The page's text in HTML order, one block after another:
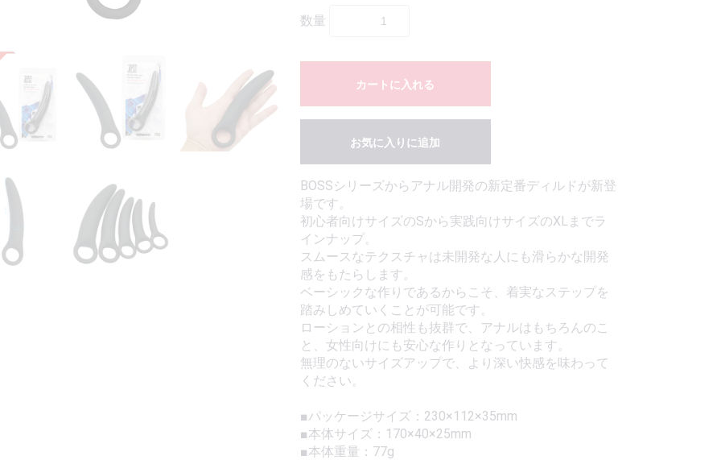
数量
カートに入れる
お気に入りに追加
BOSSシリーズからアナル開発の新定番ディルドが新登
場です。
初心者向けサイズのSから実践向けサイズのXLまでラ
インナップ。
スムースなテクスチャは未開発な人にも滑らかな開発
感をもたらします。
ベーシックな作りであるからこそ、着実なステップを
踏みしめていくことが可能です。
ローションとの相性も抜群で、アナルはもちろんのこ
と、女性向けにも安心な作りとなっています。
無理のないサイズアップで、より深い快感を味わって
ください。
■パッケージサイズ：230×112×35mm
■本体サイズ：170×40×25mm
■本体重量：77g